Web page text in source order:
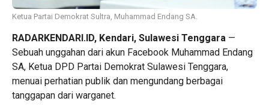
Ketua Partai Demokrat Sultra, Muhammad Endang SA.
RADARKENDARI.ID, Kendari, Sulawesi Tenggara —
Sebuah unggahan dari akun Facebook Muhammad Endang
SA, Ketua DPD Partai Demokrat Sulawesi Tenggara,
menuai perhatian publik dan mengundang berbagai
tanggapan dari warganet.